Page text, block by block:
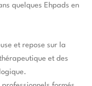
quelques Ehpads en
et repose sur la
et des